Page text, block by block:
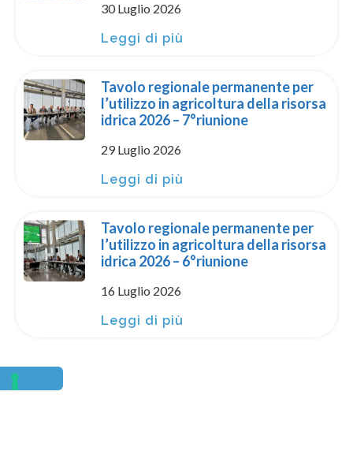
30 Luglio 2026
Leggi di più
Tavolo regionale permanente per
l’utilizzo in agricoltura della risorsa
idrica 2026 – 7°riunione
29 Luglio 2026
Leggi di più
Tavolo regionale permanente per
l’utilizzo in agricoltura della risorsa
idrica 2026 – 6°riunione
16 Luglio 2026
Leggi di più